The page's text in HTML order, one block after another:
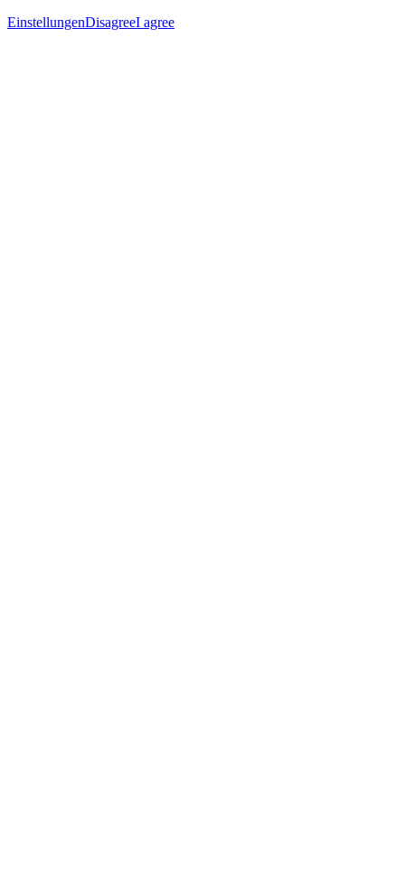
EinstellungenDisagreeI agree